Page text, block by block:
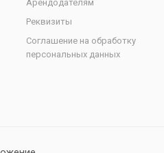
Арендодателям
Реквизиты
Соглашение на обработку
персональных данных